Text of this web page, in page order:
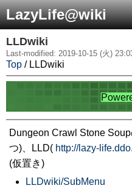
LazyLife@wiki
LLDwiki
Last-modified: 2019-10-15 (火)
Top / LLDwiki
Dungeon Crawl Stone
つ)、LLD( http://lazy-
(仮置き)
LLDwiki/SubMenu